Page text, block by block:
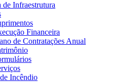
Infraestrutura
Financeira
de Contratações Anual
Incêndio